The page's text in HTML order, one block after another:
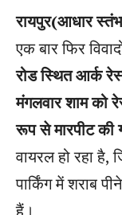
रायपुर(आधार
एक बार फिर
रोड स्थित आर्क
मंगलवार शाम को
रूप से मारपीट की
वायरल हो रहा है,
पार्किंग में शराब
हैं।